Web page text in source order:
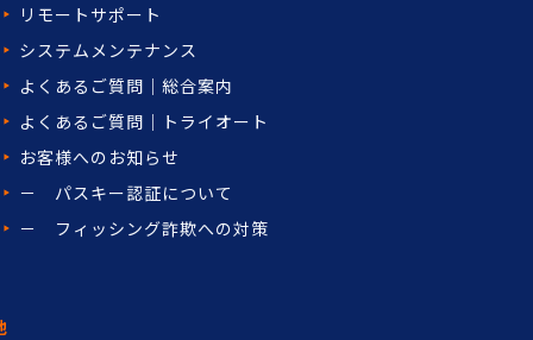
リモートサポート
システムメンテナンス
よくあるご質問｜総合案内
よくあるご質問｜トライオート
お客様へのお知らせ
－ パスキー認証について
－ フィッシング詐欺への対策